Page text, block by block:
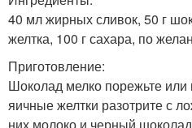
40 мл жирных сливок, 50 г
желтка, 100 г сахара, по
Приготовление:
Шоколад мелко порежьте или
яичные желтки разотрите с